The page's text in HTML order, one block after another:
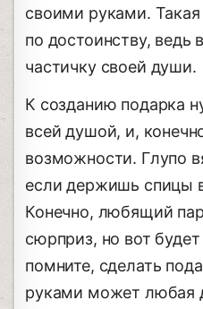
своими руками.
по достоинству, ведь
частичку своей души.
К созданию подарка
всей душой, и,
возможности. Глупо
если держишь спицы
Конечно, любящий
сюрприз, но вот
помните, сделать
руками может любая